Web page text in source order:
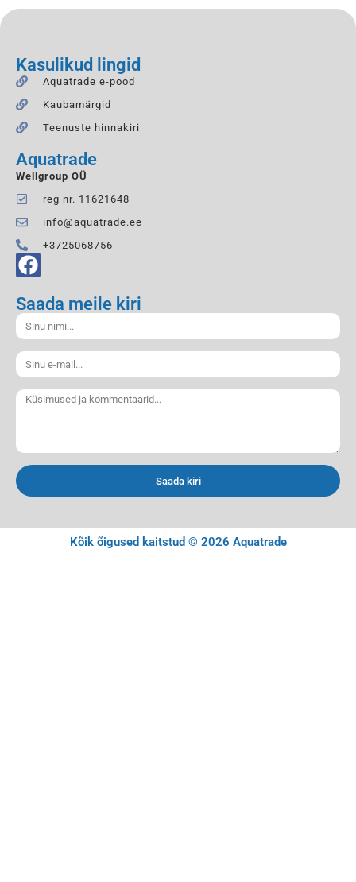
Kasulikud lingid
Aquatrade e-pood
Kaubamärgid
Teenuste hinnakiri
Aquatrade
Wellgroup OÜ
reg nr. 11621648
info@aquatrade.ee
+3725068756
Saada meile kiri
Saada kiri
Kõik õigused kaitstud © 2026 Aquatrade